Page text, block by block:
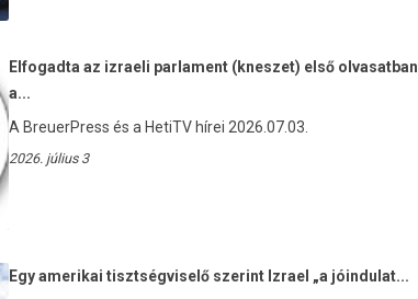
Elfogadta az izraeli parlament (kneszet) első olvasatban
a...
A BreuerPress és a HetiTV hírei 2026.07.03.
2026. július 3
Egy amerikai tisztségviselő szerint Izrael „a jóindulat...